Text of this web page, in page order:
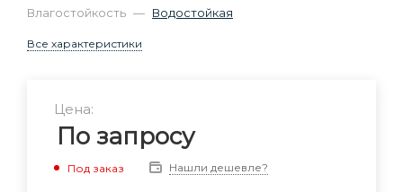
Влагостойкость — Водостойкая
Все характеристики
Цена:
По запросу
Под заказ Нашли дешевле?